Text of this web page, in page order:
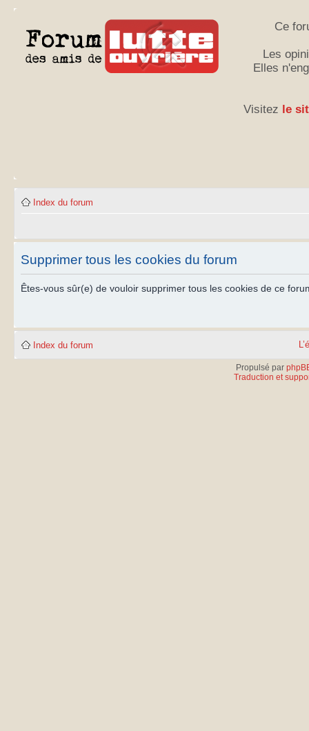
Ce
Les
Elles
Visitez le
Index du forum
Supprimer tous les cookies du forum
Êtes-vous sûr(e) de vouloir supprimer tous les cookies de ce
Index du forum
Propulsé par
Traduction et